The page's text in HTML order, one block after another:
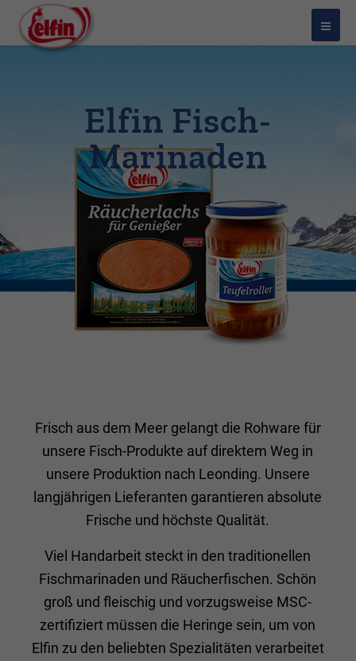
Elfin Fisch-
Marinaden
Frisch aus dem Meer gelangt die Rohware für
unsere Fisch-Produkte auf direktem Weg in
unsere Produktion nach Leonding. Unsere
langjährigen Lieferanten garantieren absolute
Frische und höchste Qualität.
Viel Handarbeit steckt in den traditionellen
Fischmarinaden und Räucherfischen. Schön
groß und fleischig und vorzugsweise MSC-
zertifiziert müssen die Heringe sein, um von
Elfin zu den beliebten Spezialitäten verarbeitet